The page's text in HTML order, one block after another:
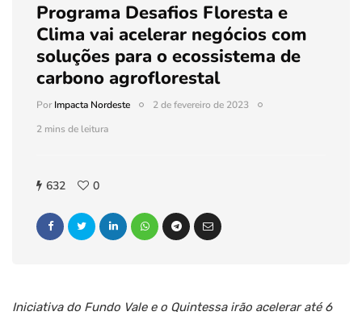
Programa Desafios Floresta e
Clima vai acelerar negócios com
soluções para o ecossistema de
carbono agroflorestal
PorImpacta Nordeste
2 de fevereiro de 2023
2 mins de leitura
632 0
Iniciativa do Fundo Vale e o Quintessa irão acelerar até 6